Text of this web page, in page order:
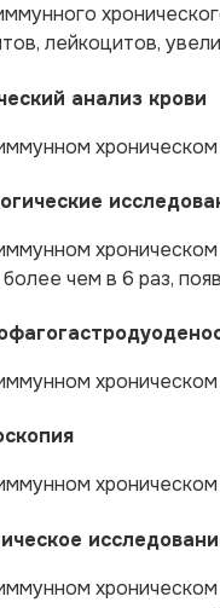
лейкоцитов,
анализ крови
чем в 6 раз,
хроническом